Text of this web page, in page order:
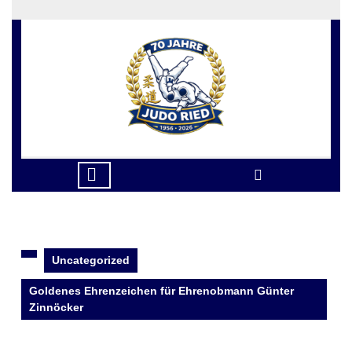
to
Uncategorized
Goldenes Ehrenzeichen für Ehrenobmann Günter
Zinnöcker